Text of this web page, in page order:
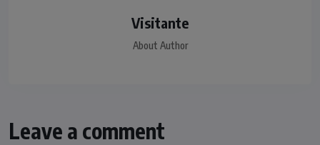
Visitante
About Author
Leave a comment